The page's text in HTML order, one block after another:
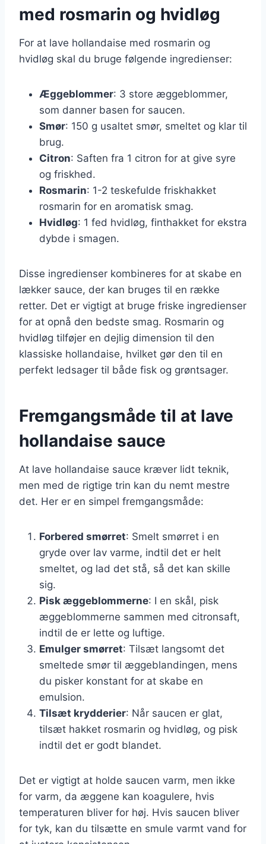
med rosmarin og hvidløg
For at lave hollandaise med rosmarin og
hvidløg skal du bruge følgende ingredienser:
Æggeblommer: 3 store æggeblommer,
som danner basen for saucen.
Smør: 150 g usaltet smør, smeltet og klar til
brug.
Citron: Saften fra 1 citron for at give syre
og friskhed.
Rosmarin: 1-2 teskefulde friskhakket
rosmarin for en aromatisk smag.
Hvidløg: 1 fed hvidløg, finthakket for ekstra
dybde i smagen.
Disse ingredienser kombineres for at skabe en
lækker sauce, der kan bruges til en række
retter. Det er vigtigt at bruge friske ingredienser
for at opnå den bedste smag. Rosmarin og
hvidløg tilføjer en dejlig dimension til den
klassiske hollandaise, hvilket gør den til en
perfekt ledsager til både fisk og grøntsager.
Fremgangsmåde til at lave
hollandaise sauce
At lave hollandaise sauce kræver lidt teknik,
men med de rigtige trin kan du nemt mestre
det. Her er en simpel fremgangsmåde:
Forbered smørret: Smelt smørret i en
gryde over lav varme, indtil det er helt
smeltet, og lad det stå, så det kan skille
sig.
Pisk æggeblommerne: I en skål, pisk
æggeblommerne sammen med citronsaft,
indtil de er lette og luftige.
Emulger smørret: Tilsæt langsomt det
smeltede smør til æggeblandingen, mens
du pisker konstant for at skabe en
emulsion.
Tilsæt krydderier: Når saucen er glat,
tilsæt hakket rosmarin og hvidløg, og pisk
indtil det er godt blandet.
Det er vigtigt at holde saucen varm, men ikke
for varm, da æggene kan koagulere, hvis
temperaturen bliver for høj. Hvis saucen bliver
for tyk, kan du tilsætte en smule varmt vand for